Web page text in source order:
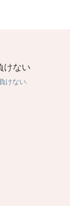
けない
けない.